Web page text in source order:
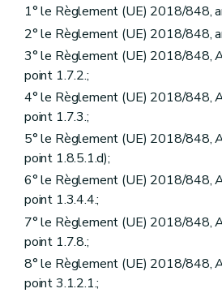
1° le Règlement (UE) 2018/848,
2° le Règlement (UE) 2018/848,
3° le Règlement (UE) 2018/848,
point 1.7.2.;
4° le Règlement (UE) 2018/848,
point 1.7.3.;
5° le Règlement (UE) 2018/848,
point 1.8.5.1.d);
6° le Règlement (UE) 2018/848,
point 1.3.4.4.;
7° le Règlement (UE) 2018/848,
point 1.7.8.;
8° le Règlement (UE) 2018/848,
point 3.1.2.1.;